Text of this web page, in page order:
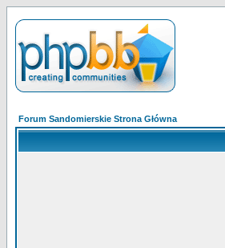
Forum Sandomierskie Strona Główna